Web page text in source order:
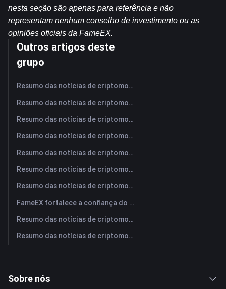
nesta seção são apenas para referência e não
representam nenhum conselho de investimento ou as
opiniões oficiais da FameEX.
Outros artigos deste
grupo
Resumo das notícias de criptomoedas da FameEX hoje | 6 de agosto de 2026
Resumo das notícias de criptomoedas da FameEX hoje | 5 de agosto de 2026
Resumo das notícias de criptomoedas da FameEX hoje | 4 de agosto de 2026
Resumo das notícias de criptomoedas da FameEX hoje | 3 de agosto de 2026
Resumo das notícias de criptomoedas da FameEX hoje | 31 de julho de 2026
Resumo das notícias de criptomoedas da FameEX hoje | 30 de julho de 2026
Resumo das notícias de criptomoedas da FameEX hoje | 29 de julho de 2026
FameEX fortalece a confiança do usuário por meio de oito anos de operações estáveis ​​e crescimento global
Resumo das notícias de criptomoedas da FameEX hoje | 28 de julho de 2026
Resumo das notícias de criptomoedas da FameEX hoje | 27 de julho de 2026
Sobre nós